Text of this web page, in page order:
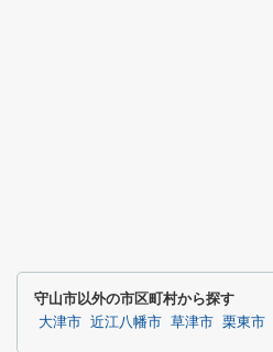
守山市以外の市区町村から探す
大津市 近江八幡市 草津市 栗東市